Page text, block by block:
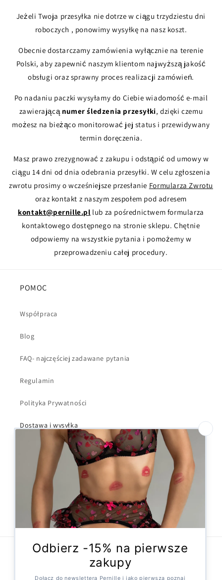
Jeżeli Twoja przesyłka nie dotrze w ciągu trzydziestu dni
roboczych , ponowimy wysyłkę na nasz koszt.
Obecnie dostarczamy zamówienia wyłącznie na terenie
Polski, aby zapewnić naszym klientom najwyższą jakość
obsługi oraz sprawny proces realizacji zamówień.
Po nadaniu paczki wysyłamy do Ciebie wiadomość e-mail
zawierającą numer śledzenia przesyłki, dzięki czemu
możesz na bieżąco monitorować jej status i przewidywany
termin doręczenia.
Masz prawo zrezygnować z zakupu i odstąpić od umowy w
ciągu 14 dni od dnia odebrania przesyłki. W celu zgłoszenia
zwrotu prosimy o wcześniejsze przesłanie Formularza Zwrotu
oraz kontakt z naszym zespołem pod adresem
kontakt@pernille.pl lub za pośrednictwem formularza
kontaktowego dostępnego na stronie sklepu. Chętnie
odpowiemy na wszystkie pytania i pomożemy w
przeprowadzeniu całej procedury.
POMOC
Współpraca
Blog
FAQ- najczęściej zadawane pytania
Regulamin
Polityka Prywatności
Dostawa i wysyłka
Kontakt
Formularz odstąpienia
FacebookInstagram
X
(Twitter)
Metody
płatności